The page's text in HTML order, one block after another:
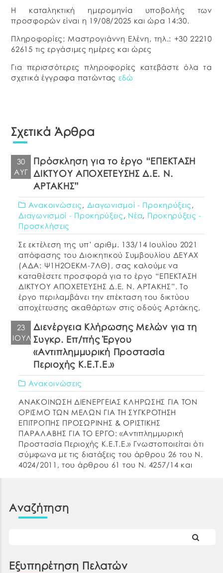
Η καταληκτική ημερομηνία υποβολής των
προσφορών είναι η 19/08/2025 και ώρα 14:30.
Πληροφορίες: Μαστρογιάννη Ελένη, τηλ.: +30 22210
62615 τις εργάσιμες ημέρες και ώρες
Για περισσότερες πληροφορίες κατεβάστε όλα τα
σχετικά έγγραφα πατώντας εδώ
Σχετικά Άρθρα
30
ΑΥΓ
Πρόσκληση για το έργο “ΕΠΕΚΤΑΣΗ
ΔΙΚΤΥΟΥ ΑΠΟΧΕΤΕΥΣΗΣ Δ.Ε. Ν.
ΑΡΤΑΚΗΣ”
Ανακοινώσεις , Διαγωνισμοί - Προκηρύξεις ,
Διαγωνισμοί - Προκηρύξεις , Νέα, Προκηρύξεις -
Προσκλήσεις
Σε εκτέλεση της υπ’ αριθμ. 133/14 Ιουλίου 2021
απόφασης του Διοικητικού Συμβουλίου ΔΕΥΑΧ
(ΑΔΑ: Ψ1Η2ΟΕΚΜ-7ΛΘ), σας καλούμε να
καταθέσετε προσφορά για το έργο “ΕΠΕΚΤΑΣΗ
ΔΙΚΤΥΟΥ ΑΠΟΧΕΤΕΥΣΗΣ Δ.Ε. Ν. ΑΡΤΑΚΗΣ”. Το
έργο περιλαμβάνει την επέκταση του δικτύου
αποχέτευσης ακαθάρτων στις οδούς Αρτάκης,
Δ.Ε. Ν. Αρτάκης του Δήμου Χαλκιδέων
σύμφωνα και […]
23
ΙΟΎΛ
Διενέργεια Κλήρωσης Μελών για τη
Συγκρ. Επ/πής Έργου
«Αντιπλημμυρική Προστασία
Περιοχής Κ.Ε.Τ.Ε.»
Ανακοινώσεις
ΑΝΑΚΟΙΝΩΣΗ ΔΙΕΝΕΡΓΕΙΑΣ ΚΛΗΡΩΣΗΣ ΓΙΑ ΤΟΝ
ΟΡΙΣΜΟ ΤΩΝ ΜΕΛΩΝ ΓΙΑ TΗ ΣΥΓΚΡΟΤΗΣΗ
ΕΠΙΤΡΟΠΗΣ ΠΡΟΣΩΡΙΝΗΣ & ΟΡΙΣΤΙΚΗΣ
ΠΑΡΑΛΑΒΗΣ ΓΙΑ ΤΟ ΕΡΓΟ: «Αντιπλημμυρική
Προστασία Περιοχής Κ.Ε.Τ.Ε.» Γνωστοποιείται ότι
σύμφωνα με τις διατάξεις του άρθρου 26 του Ν.
4024/2011, του άρθρου 61 του Ν. 4257/14 και
Ηλεκτρονικής Διακυβέρνησης, […]
Αναζήτηση
Εξυπηρέτηση Πελατών